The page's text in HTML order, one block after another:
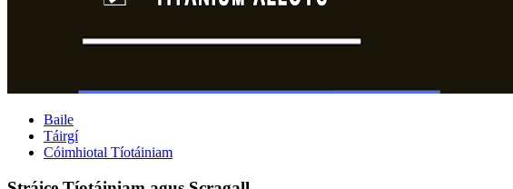
Baile
Táirgí
Cóimhiotal Tíotáiniam